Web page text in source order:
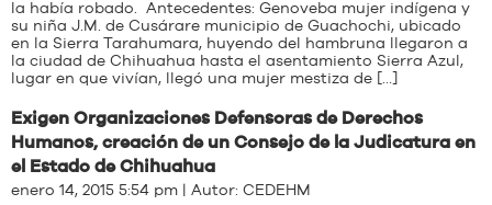
la había robado. Antecedentes: Genoveba mujer indígena y
su niña J.M. de Cusárare municipio de Guachochi, ubicado
en la Sierra Tarahumara, huyendo del hambruna llegaron a
la ciudad de Chihuahua hasta el asentamiento Sierra Azul,
lugar en que vivían, llegó una mujer mestiza de […]
Exigen Organizaciones Defensoras de Derechos
Humanos, creación de un Consejo de la Judicatura en
el Estado de Chihuahua
enero 14, 2015 5:54 pm | Autor: CEDEHM